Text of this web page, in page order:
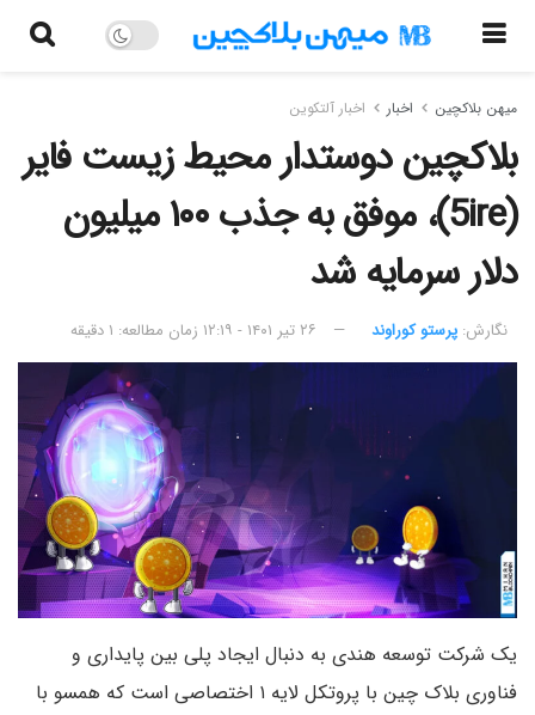
میهن بلاکچین اخبار اخبار آلتکوین
بلاکچین دوستدار محیط زیست فایر
(5ire)، موفق به جذب ۱۰۰ میلیون
دلار سرمایه شد
نگارش:‌ پرستو کوراوند ۲۶ تیر ۱۴۰۱ - ۱۲:۱۹ زمان مطالعه: ۱ دقیقه
یک شرکت توسعه هندی به دنبال ایجاد پلی بین پایداری و
فناوری بلاک چین با پروتکل لایه ۱ اختصاصی است که همسو با